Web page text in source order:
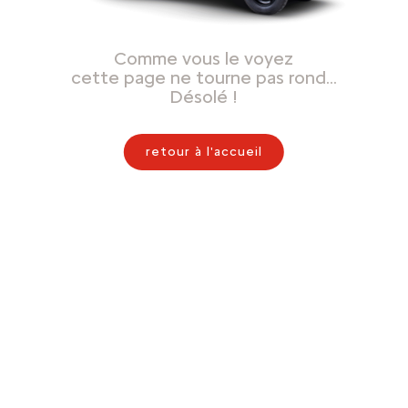
Comme vous le voyez
cette page ne tourne pas rond…
Désolé !
retour à l'accueil